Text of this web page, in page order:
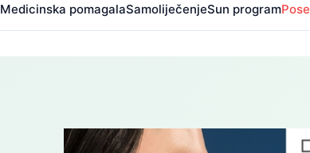
Medicinska pomagalaSamoliječenjeSun program